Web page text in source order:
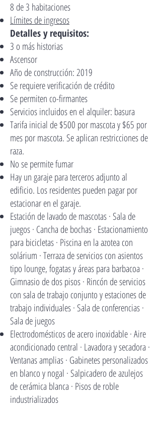
8 de 3 habitaciones
Límites de ingresos
Detalles y requisitos:
3 o más historias
Ascensor
Año de construcción: 2019
Se requiere verificación de crédito
Se permiten co-firmantes
Servicios incluidos en el alquiler: basura
Tarifa inicial de $500 por mascota y $65 por
mes por mascota. Se aplican restricciones de
raza.
No se permite fumar
Hay un garaje para terceros adjunto al
edificio. Los residentes pueden pagar por
estacionar en el garaje.
Estación de lavado de mascotas · Sala de
juegos · Cancha de bochas · Estacionamiento
para bicicletas · Piscina en la azotea con
solárium · Terraza de servicios con asientos
tipo lounge, fogatas y áreas para barbacoa ·
Gimnasio de dos pisos · Rincón de servicios
con sala de trabajo conjunto y estaciones de
trabajo individuales · Sala de conferencias ·
Sala de juegos
Electrodomésticos de acero inoxidable · Aire
acondicionado central · Lavadora y secadora ·
Ventanas amplias · Gabinetes personalizados
en blanco y nogal · Salpicadero de azulejos
de cerámica blanca · Pisos de roble
industrializados